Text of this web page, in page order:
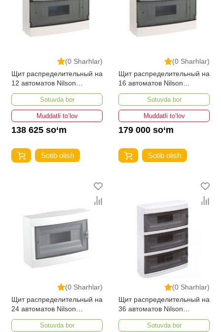
(0 Sharhlar)
Щит распределительный на
12 автоматов Nilson
Наружного
Sotuvda bor
Muddatli to‘lov
138 625 so‘m
Sotib olish
(0 Sharhlar)
Щит распределительный на
16 автоматов Nilson
Наружного
Sotuvda bor
Muddatli to‘lov
179 000 so‘m
Sotib olish
(0 Sharhlar)
Щит распределительный на
24 автоматов Nilson
Наружного
Sotuvda bor
(0 Sharhlar)
Щит распределительный на
36 автоматов Nilson
Наружного
Sotuvda bor